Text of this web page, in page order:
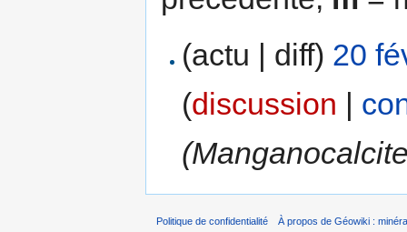
(actu | diff) 20
(discussion |
Politique de confidentialité À propos de Géowiki :